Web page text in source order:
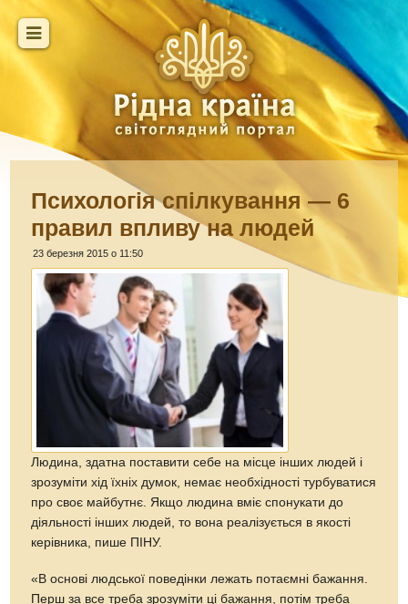
Психологія спілкування — 6
правил впливу на людей
23 березня 2015 о 11:50
Людина, здатна поставити себе на місце інших людей і
зрозуміти хід їхніх думок, немає необхідності турбуватися
про своє майбутнє. Якщо людина вміє спонукати до
діяльності інших людей, то вона реалізується в якості
керівника, пише ПІНУ.
«В основі людської поведінки лежать потаємні бажання.
Перш за все треба зрозуміти ці бажання, потім треба